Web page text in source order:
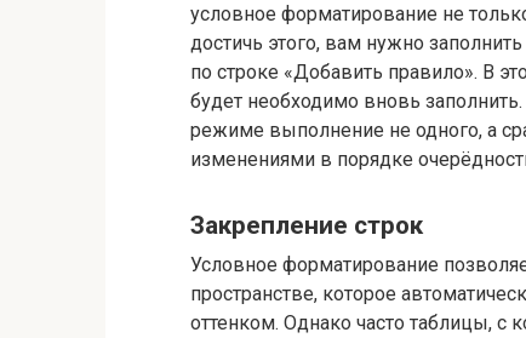
условное форматирование не
достичь этого, вам нужно
по строке «Добавить правило». В
будет необходимо вновь
режиме выполнение не одного, а
изменениями в порядке
Закрепление строк
Условное форматирование
пространстве, которое
оттенком. Однако часто таблицы, с